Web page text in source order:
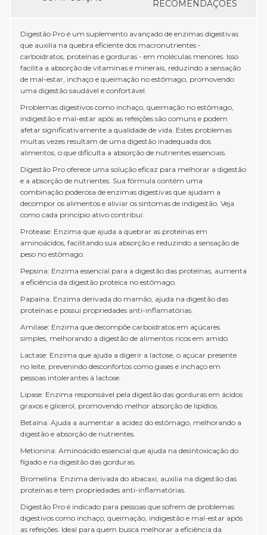
absorção de nutrientes, incluindo aqueles com intolerância à lactose e
frete grátis para todo o Brasil (consultar regiões). Pague em até 3x sem
juros no cartão e obtenha 10% de desconto no seu primeiro pedido com o
cupom CUPOM10. Experimente e transforme sua saúde digestiva!
RECOMENDAÇÕES
Digestão Pro é um suplemento avançado de enzimas digestivas
que auxilia na quebra eficiente dos macronutrientes -
carboidratos, proteínas e gorduras - em moléculas menores. Isso
facilita a absorção de vitaminas e minerais, reduzindo a sensação
de mal-estar, inchaço e queimação no estômago, promovendo
uma digestão saudável e confortável.
Problemas digestivos como inchaço, queimação no estômago,
indigestão e mal-estar após as refeições são comuns e podem
afetar significativamente a qualidade de vida. Estes problemas
muitas vezes resultam de uma digestão inadequada dos
alimentos, o que dificulta a absorção de nutrientes essenciais.
Digestão Pro oferece uma solução eficaz para melhorar a digestão
e a absorção de nutrientes. Sua fórmula contém uma
combinação poderosa de enzimas digestivas que ajudam a
decompor os alimentos e aliviar os sintomas de indigestão. Veja
como cada princípio ativo contribui:
Protease: Enzima que ajuda a quebrar as proteínas em
aminoácidos, facilitando sua absorção e reduzindo a sensação de
peso no estômago.
Pepsina: Enzima essencial para a digestão das proteínas, aumenta
a eficiência da digestão proteica no estômago.
Papaína: Enzima derivada do mamão, ajuda na digestão das
proteínas e possui propriedades anti-inflamatórias.
Amilase: Enzima que decompõe carboidratos em açúcares
simples, melhorando a digestão de alimentos ricos em amido.
Lactase: Enzima que ajuda a digerir a lactose, o açúcar presente
no leite, prevenindo desconfortos como gases e inchaço em
pessoas intolerantes à lactose.
Lipase: Enzima responsável pela digestão das gorduras em ácidos
graxos e glicerol, promovendo melhor absorção de lipídios.
Betaína: Ajuda a aumentar a acidez do estômago, melhorando a
digestão e absorção de nutrientes.
Metionina: Aminoácido essencial que ajuda na desintoxicação do
fígado e na digestão das gorduras.
Bromelina: Enzima derivada do abacaxi, auxilia na digestão das
proteínas e tem propriedades anti-inflamatórias.
Digestão Pro é indicado para pessoas que sofrem de problemas
digestivos como inchaço, queimação, indigestão e mal-estar após
as refeições. Ideal para quem busca melhorar a eficiência da